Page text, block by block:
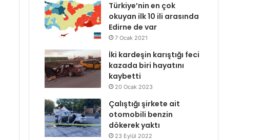
Türkiye’nin en çok
okuyan ilk 10 ili arasında
Edirne de var
7 Ocak 2021
İki kardeşin karıştığı feci
kazada biri hayatını
kaybetti
20 Ocak 2023
Çalıştığı şirkete ait
otomobili benzin
dökerek yaktı
23 Eylül 2022